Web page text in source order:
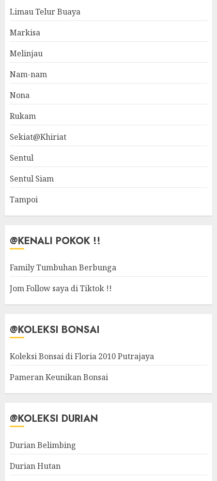
Limau Telur Buaya
Markisa
Melinjau
Nam-nam
Nona
Rukam
Sekiat@Khiriat
Sentul
Sentul Siam
Tampoi
@KENALI POKOK !!
Family Tumbuhan Berbunga
Jom Follow saya di Tiktok !!
@KOLEKSI BONSAI
Koleksi Bonsai di Floria 2010 Putrajaya
Pameran Keunikan Bonsai
@KOLEKSI DURIAN
Durian Belimbing
Durian Hutan